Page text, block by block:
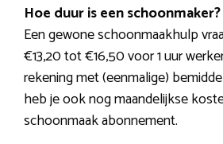
Hoe duur is een schoonmaker?
Een gewone schoonmaakhulp
€13,20 tot €16,50 voor 1 uur
rekening met (eenmalige)
heb je ook nog maandelijkse
schoonmaak abonnement.